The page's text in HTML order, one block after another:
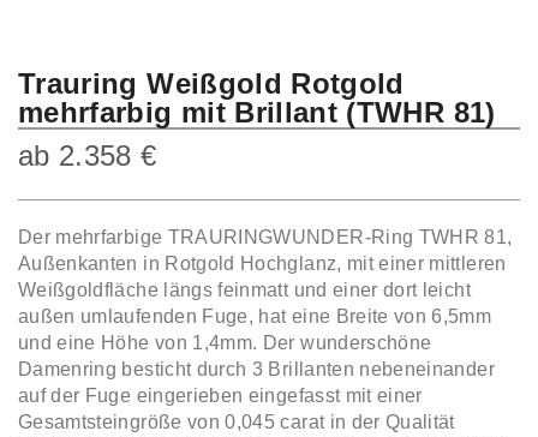
Trauring Weißgold Rotgold
mehrfarbig mit Brillant (TWHR 81)
ab 2.358€
Der mehrfarbige TRAURINGWUNDER-Ring TWHR 81,
Außenkanten in Rotgold Hochglanz, mit einer mittleren
Weißgoldfläche längs feinmatt und einer dort leicht
außen umlaufenden Fuge, hat eine Breite von 6,5mm
und eine Höhe von 1,4mm. Der wunderschöne
Damenring besticht durch 3 Brillanten nebeneinander
auf der Fuge eingerieben eingefasst mit einer
Gesamtsteingröße von 0,045 carat in der Qualität